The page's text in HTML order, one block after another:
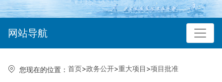
网站导航
您现在的位置： 首页>政务公开>重大项目>项目批准